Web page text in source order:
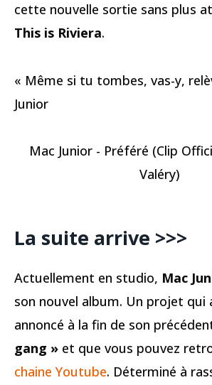
cette nouvelle sortie sans plus
This is Riviera.
« Même si tu tombes, vas-y,
Junior
Mac Junior - Préféré (Clip
Valéry)
La suite arrive >>>
Actuellement en studio, Mac
son nouvel album. Un projet qui
annoncé à la fin de son
gang » et que vous pouvez
chaine Youtube. Déterminé à